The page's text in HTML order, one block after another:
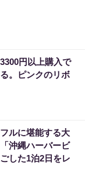
円以上購入で
。ピンクのリボ
ルに堪能する大
沖縄ハーバービ
した1泊2日をレ